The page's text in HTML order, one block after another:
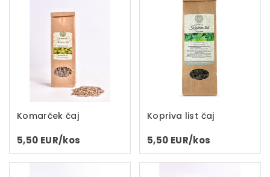
Komarček čaj
5,50 EUR/kos
Kopriva list čaj
5,50 EUR/kos